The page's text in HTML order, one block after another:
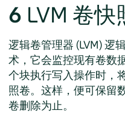
6 LVM 卷快
逻辑卷管理器 (LVM) 逻
术，它会监控现有卷数
个块执行写入操作时，
照卷。这样，便可保留
卷删除为止。